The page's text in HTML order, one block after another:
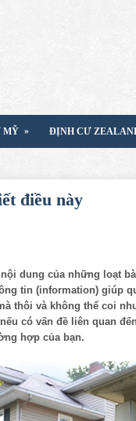
MỸ » ĐỊNH CƯ
điều này
dung của những loạt
tin (information) giúp
thôi và không thể coi
có vấn đề liên quan
hợp của bạn.